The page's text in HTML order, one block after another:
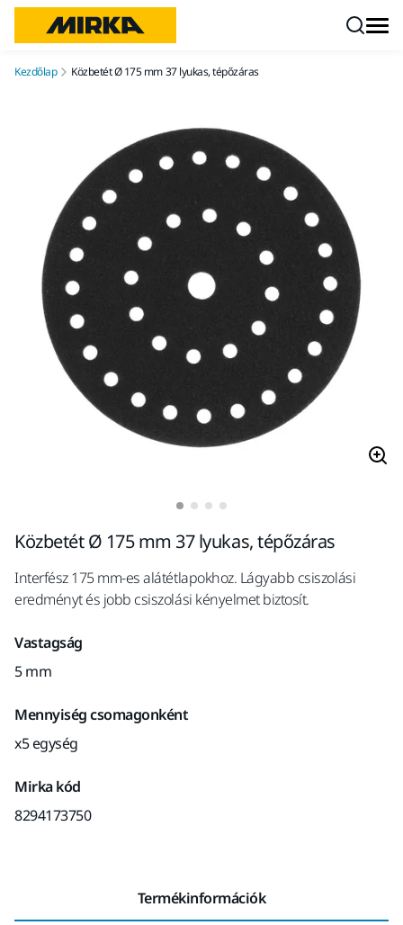
Kezdőlap Közbetét Ø 175 mm 37 lyukas, tépőzáras
Közbetét Ø 175 mm 37 lyukas, tépőzáras
Interfész 175 mm-es alátétlapokhoz. Lágyabb csiszolási
eredményt és jobb csiszolási kényelmet biztosít.
Vastagság
5 mm
Mennyiség csomagonként
x5 egység
Mirka kód
8294173750
Termékinformációk